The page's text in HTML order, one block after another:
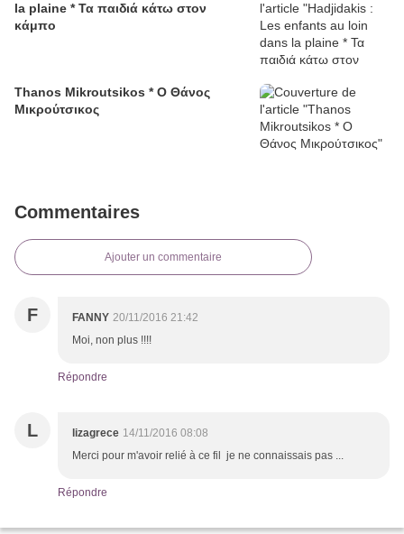
la plaine * Τα παιδιά κάτω στον
κάμπο
Thanos Mikroutsikos * Ο Θάνος
Μικρούτσικος
Commentaires
Ajouter un commentaire
F FANNY 20/11/2016 21:42
Moi, non plus !!!!
Répondre
L lizagrece 14/11/2016 08:08
Merci pour m'avoir relié à ce fil je ne connaissais pas ...
Répondre